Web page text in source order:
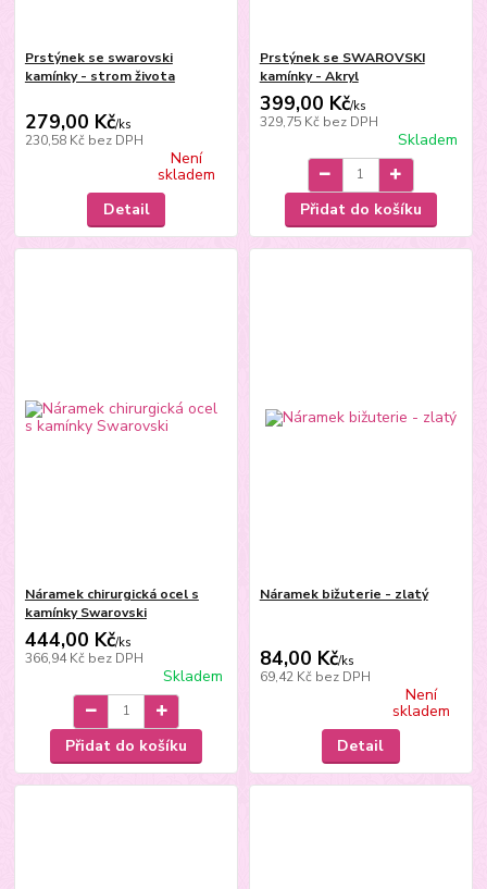
Prstýnek se swarovski
kamínky - strom života
279,00 Kč/ks
230,58 Kč bez DPH
Není
skladem
Detail
Prstýnek se SWAROVSKI
kamínky - Akryl
399,00 Kč/ks
329,75 Kč bez DPH
Skladem
Přidat do košíku
Náramek chirurgická ocel s
kamínky Swarovski
444,00 Kč/ks
366,94 Kč bez DPH
Skladem
Přidat do košíku
Náramek bižuterie - zlatý
84,00 Kč/ks
69,42 Kč bez DPH
Není
skladem
Detail